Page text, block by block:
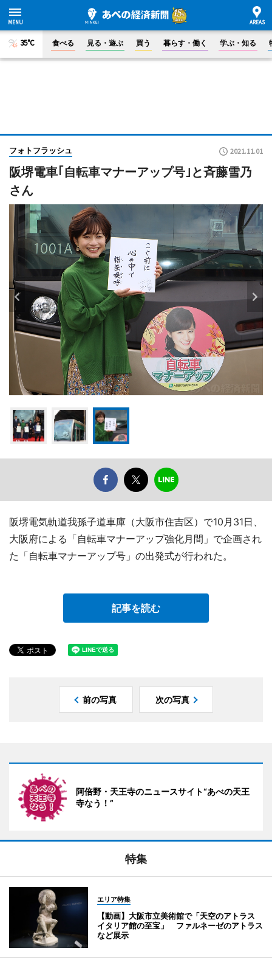
35°C 食べる 見る・遊ぶ 買う 暮らす・働く 学ぶ・知る
フォトフラッシュ 2021.11.01
阪堺電車｢自転車マナーアップ号｣と斉藤雪乃
さん
阪堺電気軌道我孫子道車庫（大阪市住吉区）で10月31日、
大阪府による「自転車マナーアップ強化月間」で企画され
た「自転車マナーアップ号」の出発式が行われた。
記事を読む
前の写真 次の写真
阿倍野・天王寺のニュースサイト“あべの天王
寺なう！”
特集
エリア特集
【動画】大阪市立美術館で「天空のアトラス
イタリア館の至宝」 ファルネーゼのアトラス
など展示